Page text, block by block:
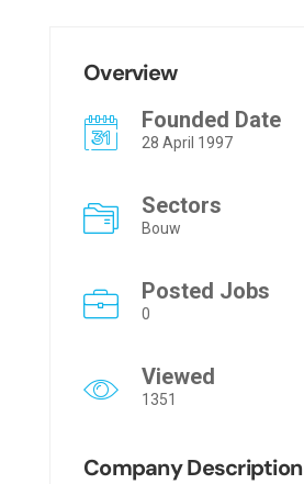
Overview
Founded Date
28 April 1997
Sectors
Bouw
Posted Jobs
0
Viewed
1351
Company Description